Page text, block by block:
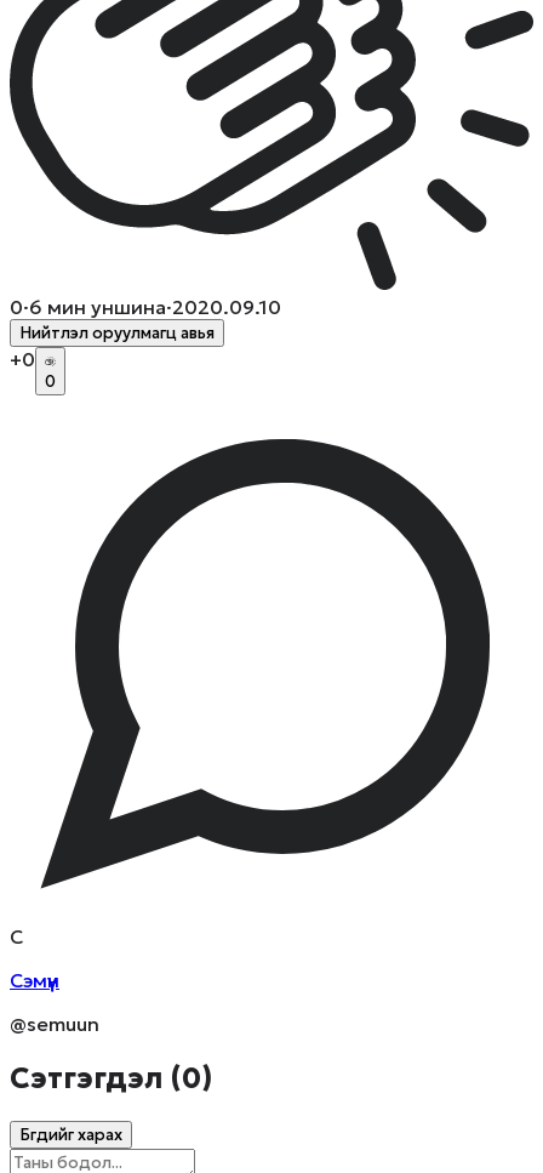
0·6 мин уншина·2020.09.10
Нийтлэл оруулмагц авья
+0
0
С
Сэмүүн
@semuun
Сэтгэгдэл (0)
Бүгдийг харах